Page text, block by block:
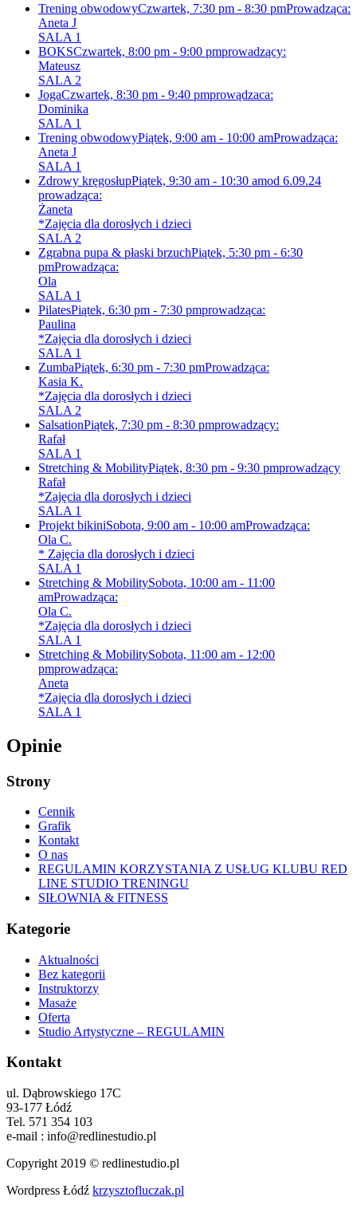
Trening obwodowyCzwartek, 7:30 pm - 8:30 pmProwadząca:
Aneta J
SALA 1
BOKSCzwartek, 8:00 pm - 9:00 pmprowadzący:
Mateusz
SALA 2
JogaCzwartek, 8:30 pm - 9:40 pmprowądzaca:
Dominika
SALA 1
Trening obwodowyPiątek, 9:00 am - 10:00 amProwadząca:
Aneta J
SALA 1
Zdrowy kręgosłupPiątek, 9:30 am - 10:30 amod 6.09.24
prowadząca:
Żaneta
*Zajęcia dla dorosłych i dzieci
SALA 2
Zgrabna pupa & płaski brzuchPiątek, 5:30 pm - 6:30
pmProwadząca:
Ola
SALA 1
PilatesPiątek, 6:30 pm - 7:30 pmprowadząca:
Paulina
*Zajęcia dla dorosłych i dzieci
SALA 1
ZumbaPiątek, 6:30 pm - 7:30 pmProwadząca:
Kasia K.
*Zajęcia dla dorosłych i dzieci
SALA 2
SalsationPiątek, 7:30 pm - 8:30 pmprowadzący:
Rafał
SALA 1
Stretching & MobilityPiątek, 8:30 pm - 9:30 pmprowadzący
Rafał
*Zajęcia dla dorosłych i dzieci
SALA 1
Projekt bikiniSobota, 9:00 am - 10:00 amProwadząca:
Ola C.
* Zajęcia dla dorosłych i dzieci
SALA 1
Stretching & MobilitySobota, 10:00 am - 11:00
amProwadząca:
Ola C.
*Zajęcia dla dorosłych i dzieci
SALA 1
Stretching & MobilitySobota, 11:00 am - 12:00
pmprowadząca:
Aneta
*Zajęcia dla dorosłych i dzieci
SALA 1
Opinie
Strony
Cennik
Grafik
Kontakt
O nas
REGULAMIN KORZYSTANIA Z USŁUG KLUBU RED
LINE STUDIO TRENINGU
SIŁOWNIA & FITNESS
Kategorie
Aktualności
Bez kategorii
Instruktorzy
Masaże
Oferta
Studio Artystyczne – REGULAMIN
Kontakt
ul. Dąbrowskiego 17C
93-177 Łódź
Tel. 571 354 103
e-mail : info@redlinestudio.pl
Copyright 2019 © redlinestudio.pl
Wordpress Łódź krzysztofluczak.pl